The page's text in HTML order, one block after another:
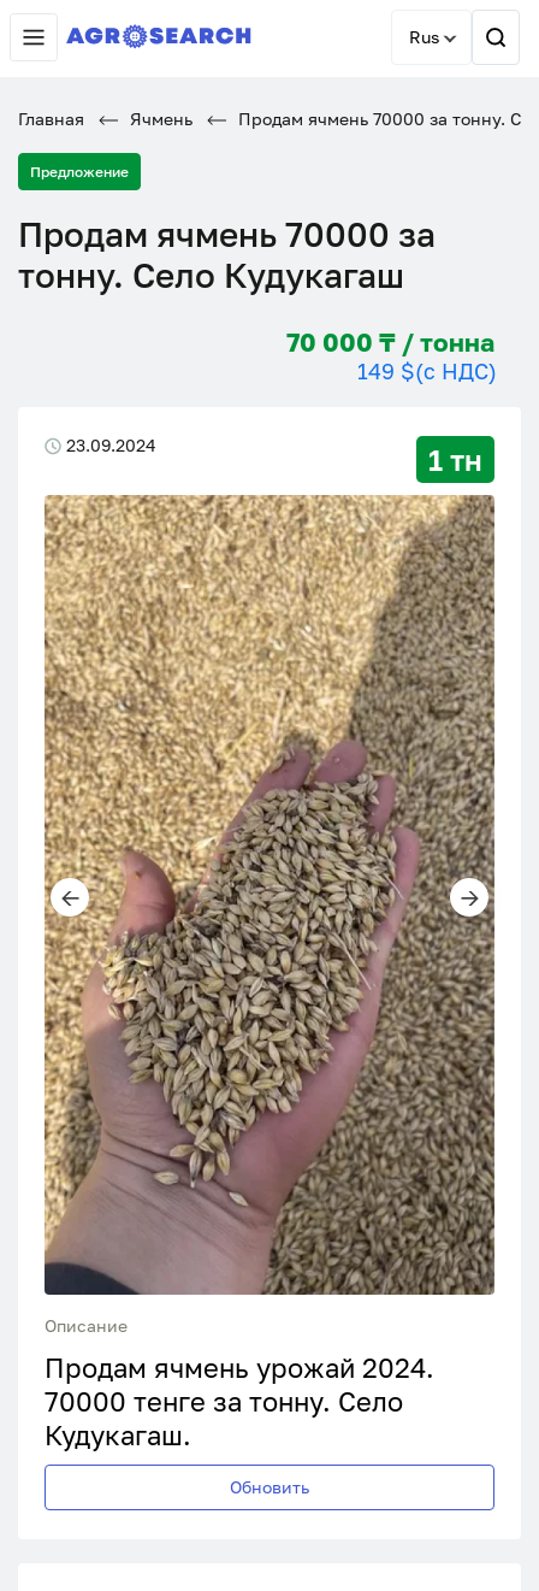
Rus
Главная Ячмень Продам ячмень 70000 за тонну.
Предложение
Продам ячмень 70000 за
тонну. Село Кудукагаш
70 000 ₸ / тонна
149 $(с НДС)
23.09.2024 1 тн
Описание
Продам ячмень урожай 2024.
70000 тенге за тонну. Село
Кудукагаш.
Обновить